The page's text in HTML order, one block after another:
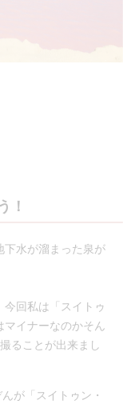
！
下水が溜まった泉が
回私は「スイトゥ
マイナーなのかそん
ることが出来まし
が「スイトゥン・